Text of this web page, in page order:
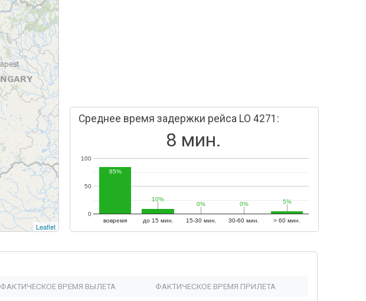
Leaflet
Среднее время задержки рейса LO 4271:
8 мин.
вовремя до 15 мин. 15-30 мин. 30-60 мин. > 60 мин.
0
50
100
85%
10%
10%
0%
0% 0%
0% 5%
5%
ФАКТИЧЕСКОЕ ВРЕМЯ ВЫЛЕТА ФАКТИЧЕСКОЕ ВРЕМЯ ПРИЛЕТА